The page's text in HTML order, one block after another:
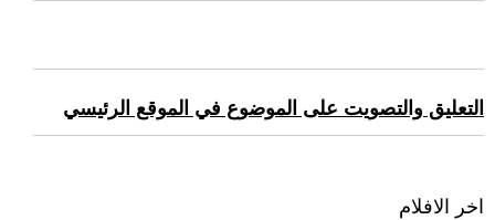
التعليق والتصويت على الموضوع في الموقع الرئيسي
اخر الافلام